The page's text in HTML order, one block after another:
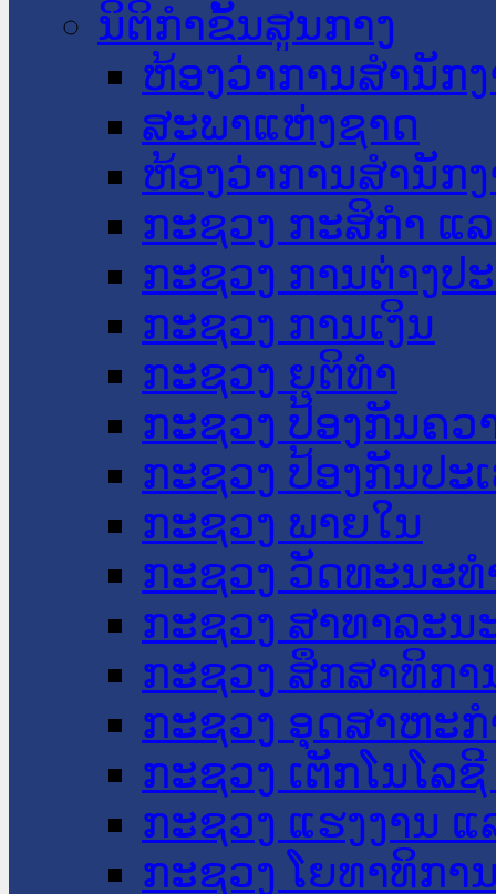
ນິຕິກໍາຂັ້ນສູນກາງ
ຫ້ອງວ່າການສໍານັກ
ສະພາແຫ່ງຊາດ
ຫ້ອງວ່າການສຳນັກ
ກະຊວງ ກະສິກຳ ແ
ກະຊວງ ການຕ່າງປ
ກະຊວງ ການເງິນ
ກະຊວງ ຍຸຕິທໍາ
ກະຊວງ ປ້ອງກັນຄວ
ກະຊວງ ປ້ອງກັນປະ
ກະຊວງ ພາຍໃນ
ກະຊວງ ວັດທະນະ
ກະຊວງ ສາທາລະນ
ກະຊວງ ສຶກສາທິກາ
ກະຊວງ ອຸດສາຫະ
ກະຊວງ ເຕັກໂນໂລ
ກະຊວງ ແຮງງານ
ກະຊວງ ໂຍທາທິກາ